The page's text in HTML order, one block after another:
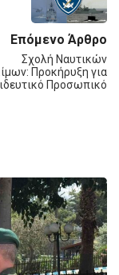
Επόμενο Άρθρο
Σχολή Ναυτικών
Προκήρυξη για
Προσωπικό